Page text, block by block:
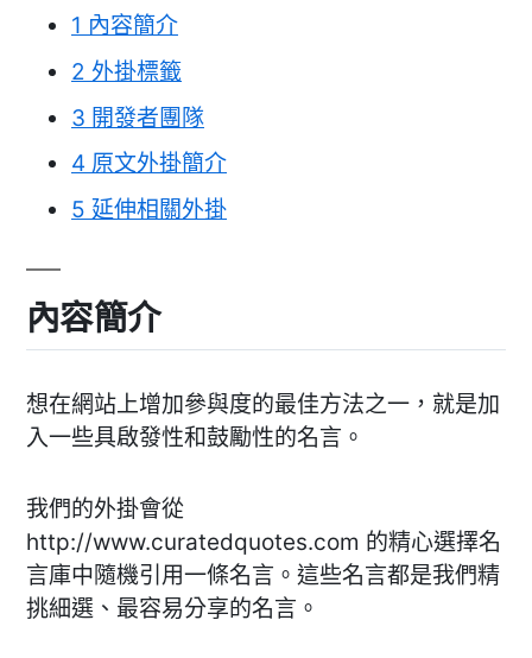
1 內容簡介
2 外掛標籤
3 開發者團隊
4 原文外掛簡介
5 延伸相關外掛
內容簡介
想在網站上增加參與度的最佳方法之一，就是加
入一些具啟發性和鼓勵性的名言。
我們的外掛會從
http://www.curatedquotes.com 的精心選擇名
言庫中隨機引用一條名言。這些名言都是我們精
挑細選、最容易分享的名言。